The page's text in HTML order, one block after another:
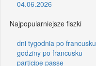
04.06.2026
Najpopularniejsze fiszki
dni tygodnia po francusku
godziny po francusku
participe passe